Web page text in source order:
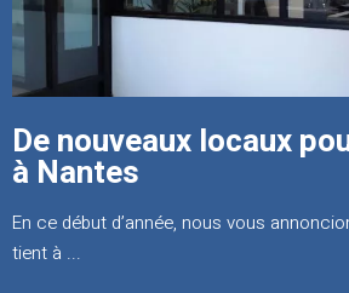
De nouveaux locaux
à Nantes
En ce début d’année, nous vous
tient à ...